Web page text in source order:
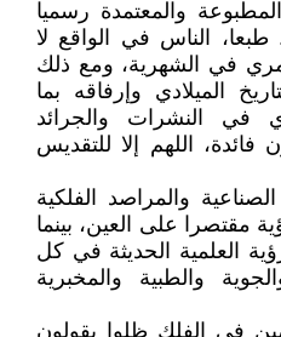
والمعتمدة رسميا
الناس في الواقع لا
في الشهرية، ومع ذلك
الميلادي وإرفاقه بما
في النشرات والجرائد
فائدة، اللهم إلا للتقديس
والمراصد الفلكية
مقتصرا على العين، بينما
العلمية الحديثة في كل
والطبية والمخبرية
في الفلك ظلوا يقولون